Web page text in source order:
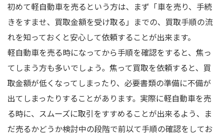
初めて軽自動車を売るという方は、まず「車を売り、手続
きをすませ、買取金額を受け取る」までの、買取手順の流
れを知っておくと安心して依頼することが出来ます。
軽自動車を売る時になってから手順を確認をすると、焦っ
てしまう方も多いでしょう。焦って買取を依頼すると、買
取金額が低くなってしまったり、必要書類の準備に不備が
出てしまったりすることがあります。実際に軽自動車を売
る時に、スムーズに取引をすすめることが出来るよう、ま
だ売るかどうか検討中の段階で前以て手順の確認をしてお